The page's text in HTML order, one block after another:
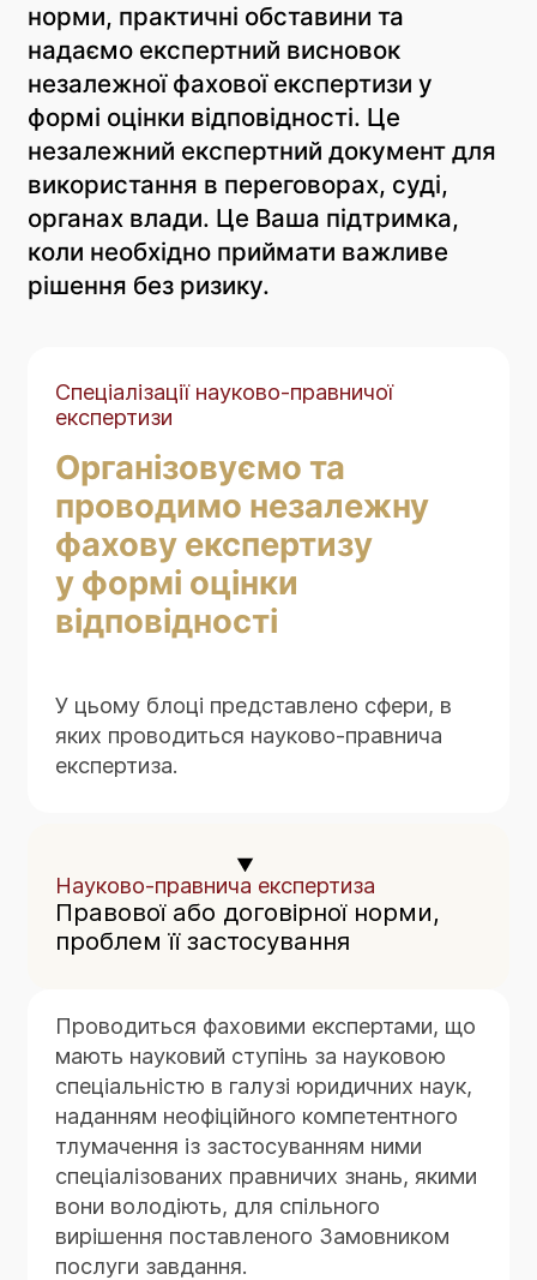
норми, практичні обставини та
надаємо експертний висновок
незалежної фахової експертизи у
формі оцінки відповідності. Це
незалежний експертний документ для
використання в переговорах, суді,
органах влади. Це Ваша підтримка,
коли необхідно приймати важливе
рішення без ризику.
Спеціалізації науково-правничої
експертизи
Організовуємо та
проводимо незалежну
фахову експертизу
у формі оцінки
відповідності
У цьому блоці представлено сфери, в
яких проводиться науково-правнича
експертиза.
Науково-правнича експертиза
Правової або договірної норми,
проблем її застосування
Проводиться фаховими експертами, що
мають науковий ступінь за науковою
спеціальністю в галузі юридичних наук,
наданням неофіційного компетентного
тлумачення із застосуванням ними
спеціалізованих правничих знань, якими
вони володіють, для спільного
вирішення поставленого Замовником
послуги завдання.